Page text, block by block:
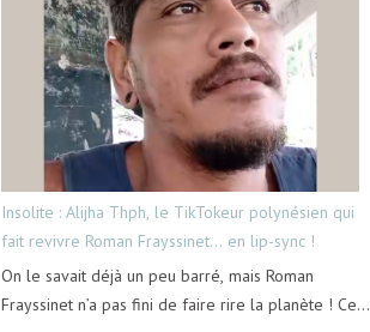
Insolite : Alijha Thph, le TikTokeur polynésien qui
fait revivre Roman Frayssinet… en lip-sync !
On le savait déjà un peu barré, mais Roman
Frayssinet n’a pas fini de faire rire la planète ! Ce…